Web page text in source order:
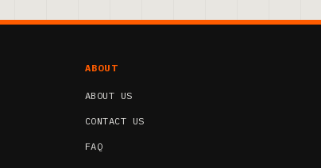
ABOUT
ABOUT US
CONTACT US
FAQ